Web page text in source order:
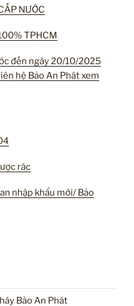
NƯỚC
TPHCM
đến ngày 20/10/2025
hệ Bảo An Phát xem
rác
nhập khẩu mới/ Bảo
Bảo An Phát